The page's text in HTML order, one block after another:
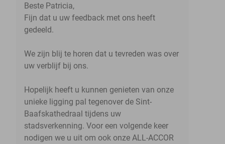
Beste Patricia,
Fijn dat u uw feedback met ons heeft
gedeeld.
We zijn blij te horen dat u tevreden was over
uw verblijf bij ons.
Hopelijk heeft u kunnen genieten van onze
unieke ligging pal tegenover de Sint-
Baafskathedraal tijdens uw
stadsverkenning. Voor een volgende keer
nodigen we u uit om ook onze ALL-ACCOR